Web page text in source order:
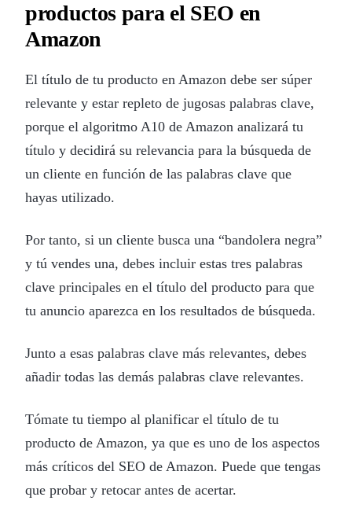
productos para el SEO en
Amazon
El título de tu producto en Amazon debe ser súper
relevante y estar repleto de jugosas palabras clave,
porque el algoritmo A10 de Amazon analizará tu
título y decidirá su relevancia para la búsqueda de
un cliente en función de las palabras clave que
hayas utilizado.
Por tanto, si un cliente busca una “bandolera negra”
y tú vendes una, debes incluir estas tres palabras
clave principales en el título del producto para que
tu anuncio aparezca en los resultados de búsqueda.
Junto a esas palabras clave más relevantes, debes
añadir todas las demás palabras clave relevantes.
Tómate tu tiempo al planificar el título de tu
producto de Amazon, ya que es uno de los aspectos
más críticos del SEO de Amazon. Puede que tengas
que probar y retocar antes de acertar.